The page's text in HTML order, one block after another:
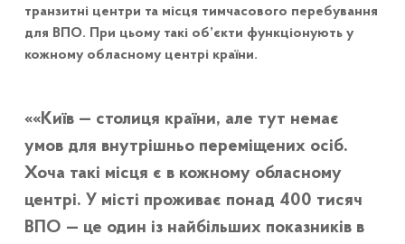
транзитні центри та місця тимчасового перебування
для ВПО. При цьому такі об’єкти функціонують у
кожному обласному центрі країни.
«Київ — столиця країни, але тут немає
умов для внутрішньо переміщених осіб.
Хоча такі місця є в кожному обласному
центрі. У місті проживає понад 400 тисяч
ВПО — це один із найбільших показників в